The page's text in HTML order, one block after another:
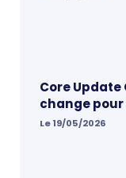
Core Update
change
Le 19/05/2026